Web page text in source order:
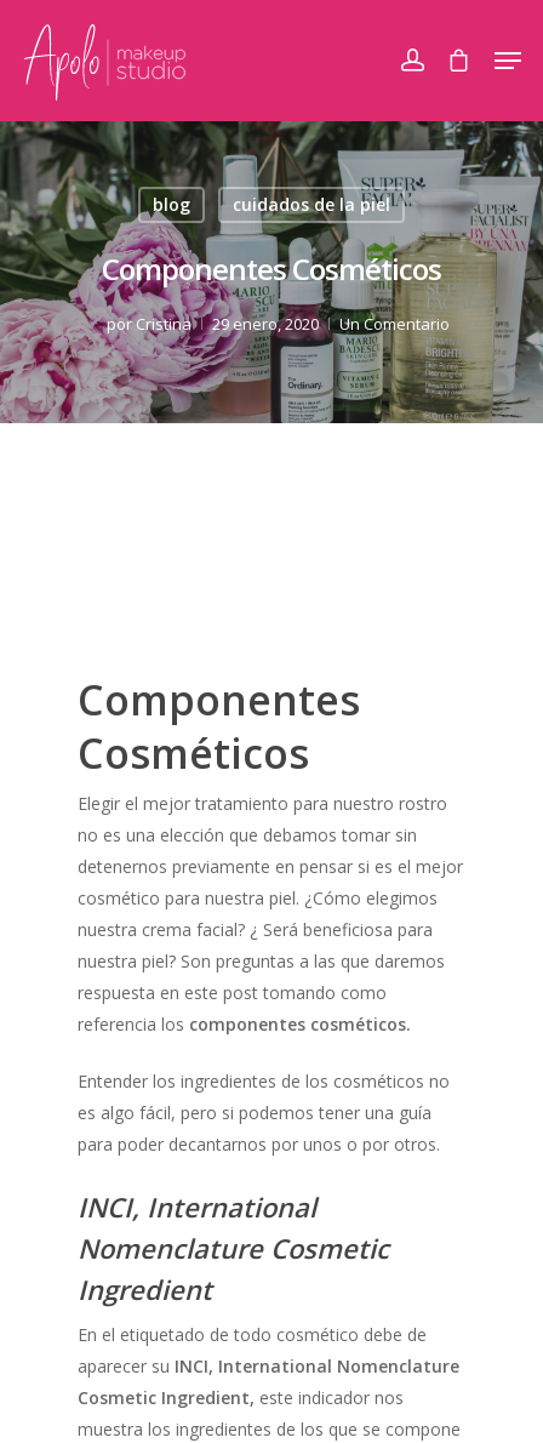
blog cuidados de la piel
Componentes Cosméticos
porCristina 29 enero, 2020 Un Comentario
Componentes
Cosméticos
Elegir el mejor tratamiento para nuestro rostro
no es una elección que debamos tomar sin
detenernos previamente en pensar si es el mejor
cosmético para nuestra piel. ¿Cómo elegimos
nuestra crema facial? ¿ Será beneficiosa para
nuestra piel? Son preguntas a las que daremos
respuesta en este post tomando como
referencia los componentes cosméticos.
Entender los ingredientes de los cosméticos no
es algo fácil, pero si podemos tener una guía
para poder decantarnos por unos o por otros.
INCI, International
Nomenclature Cosmetic
Ingredient
En el etiquetado de todo cosmético debe de
aparecer su INCI, International Nomenclature
Cosmetic Ingredient, este indicador nos
muestra los ingredientes de los que se compone